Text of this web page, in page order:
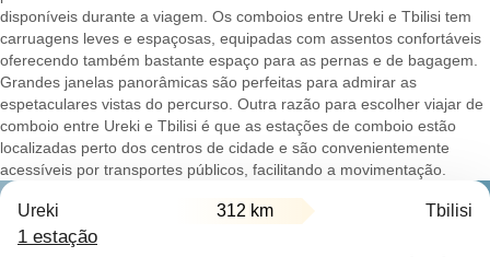
disponíveis durante a viagem. Os comboios entre Ureki e Tbilisi tem
carruagens leves e espaçosas, equipadas com assentos confortáveis
oferecendo também bastante espaço para as pernas e de bagagem.
Grandes janelas panorâmicas são perfeitas para admirar as
espetaculares vistas do percurso. Outra razão para escolher viajar de
comboio entre Ureki e Tbilisi é que as estações de comboio estão
localizadas perto dos centros de cidade e são convenientemente
acessíveis por transportes públicos, facilitando a movimentação.
Ureki 312 km Tbilisi
1 estação